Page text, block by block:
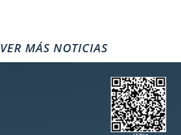
VER MÁS NOTICIAS